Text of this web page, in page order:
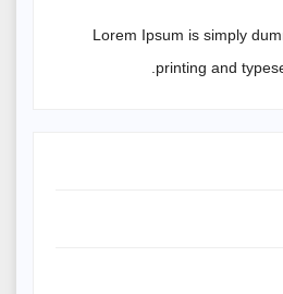
Lorem Ipsum is simply
printing and